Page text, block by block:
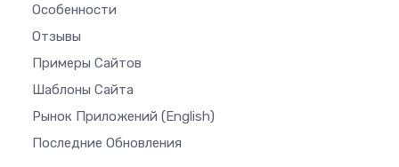
Особенности
Отзывы
Примеры Сайтов
Шаблоны Сайта
Рынок Приложений (English)
Последние Обновления